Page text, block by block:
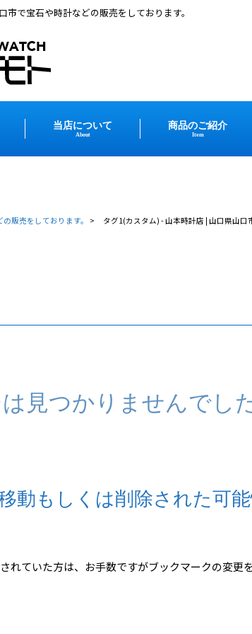
市で宝石や時計などの販売をしております。
当店について
About
商品のご紹介
Item
販売をしております。 > タグ1(カスタム) - 山本時計店 | 山口県山口
見つかりませんでした
動もしくは削除された可能
れていた方は、お手数ですがブックマークの変更